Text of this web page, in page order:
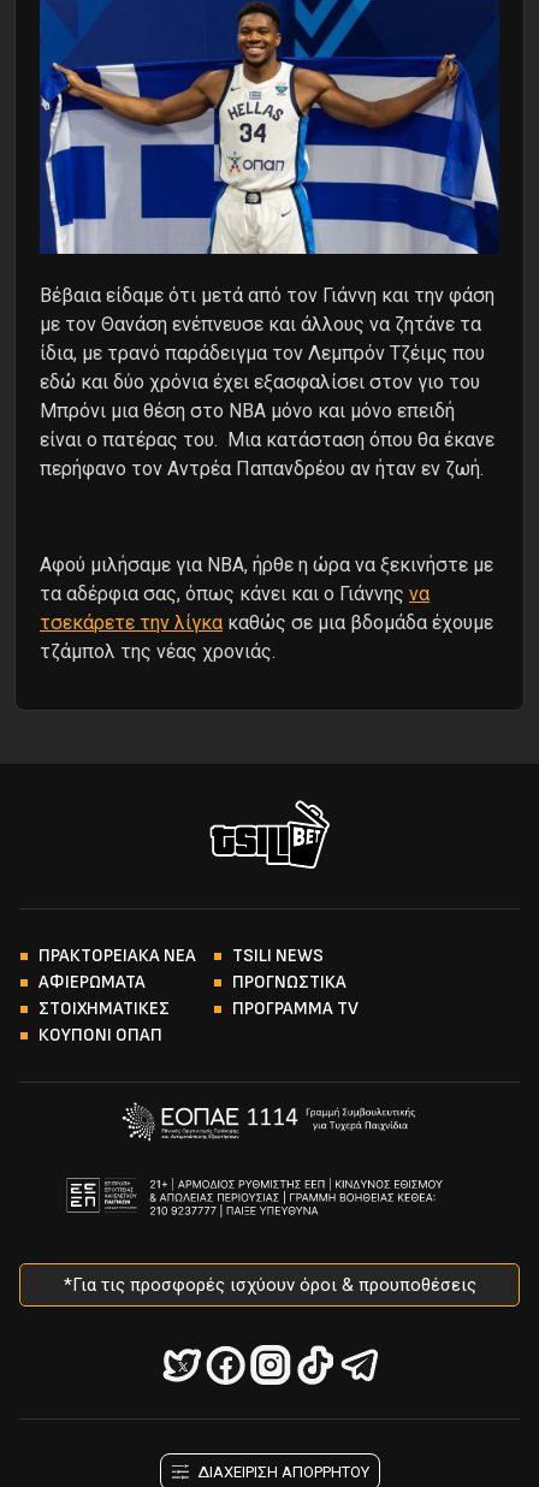
Βέβαια είδαμε ότι μετά από τον Γιάννη και την φάση
με τον Θανάση ενέπνευσε και άλλους να ζητάνε τα
ίδια, με τρανό παράδειγμα τον Λεμπρόν Τζέιμς που
εδώ και δύο χρόνια έχει εξασφαλίσει στον γιο του
Μπρόνι μια θέση στο ΝΒΑ μόνο και μόνο επειδή
είναι ο πατέρας του. Μια κατάσταση όπου θα έκανε
περήφανο τον Αντρέα Παπανδρέου αν ήταν εν ζωή.
Αφού μιλήσαμε για ΝΒΑ, ήρθε η ώρα να ξεκινήστε με
τα αδέρφια σας, όπως κάνει και ο Γιάννης να
τσεκάρετε την λίγκα καθώς σε μια βδομάδα έχουμε
τζάμπολ της νέας χρονιάς.
ΠΡΑΚΤΟΡΕΙΑΚΑ ΝΕΑ
TSILI NEWS
ΑΦΙΕΡΩΜΑΤΑ
ΠΡΟΓΝΩΣΤΙΚΑ
ΣΤΟΙΧΗΜΑΤΙΚΕΣ
ΠΡΟΓΡΑΜΜΑ TV
ΚΟΥΠΟΝΙ ΟΠΑΠ
*Για τις προσφορές ισχύουν όροι & προυποθέσεις
ΔΙΑΧΕΙΡΙΣΗ ΑΠΟΡΡΗΤΟΥ